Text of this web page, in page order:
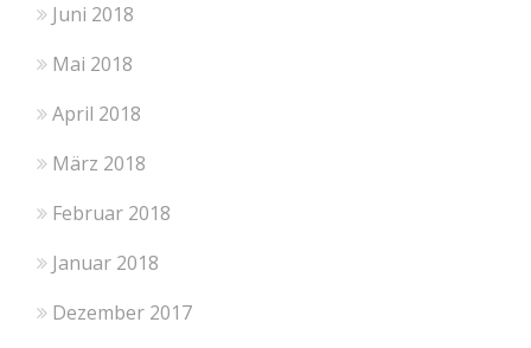
Juni 2018
Mai 2018
April 2018
März 2018
Februar 2018
Januar 2018
Dezember 2017